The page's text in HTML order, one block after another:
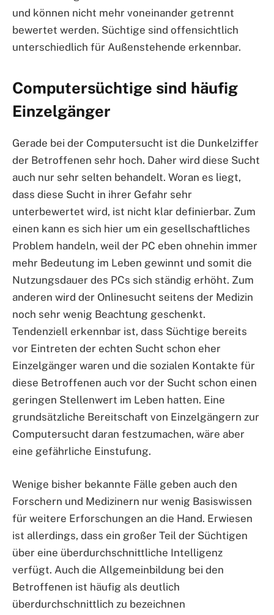
und können nicht mehr voneinander getrennt
bewertet werden. Süchtige sind offensichtlich
unterschiedlich für Außenstehende erkennbar.
Computersüchtige sind häufig
Einzelgänger
Gerade bei der Computersucht ist die Dunkelziffer
der Betroffenen sehr hoch. Daher wird diese Sucht
auch nur sehr selten behandelt. Woran es liegt,
dass diese Sucht in ihrer Gefahr sehr
unterbewertet wird, ist nicht klar definierbar. Zum
einen kann es sich hier um ein gesellschaftliches
Problem handeln, weil der PC eben ohnehin immer
mehr Bedeutung im Leben gewinnt und somit die
Nutzungsdauer des PCs sich ständig erhöht. Zum
anderen wird der Onlinesucht seitens der Medizin
noch sehr wenig Beachtung geschenkt.
Tendenziell erkennbar ist, dass Süchtige bereits
vor Eintreten der echten Sucht schon eher
Einzelgänger waren und die sozialen Kontakte für
diese Betroffenen auch vor der Sucht schon einen
geringen Stellenwert im Leben hatten. Eine
grundsätzliche Bereitschaft von Einzelgängern zur
Computersucht daran festzumachen, wäre aber
eine gefährliche Einstufung.
Wenige bisher bekannte Fälle geben auch den
Forschern und Medizinern nur wenig Basiswissen
für weitere Erforschungen an die Hand. Erwiesen
ist allerdings, dass ein großer Teil der Süchtigen
über eine überdurchschnittliche Intelligenz
verfügt. Auch die Allgemeinbildung bei den
Betroffenen ist häufig als deutlich
überdurchschnittlich zu bezeichnen